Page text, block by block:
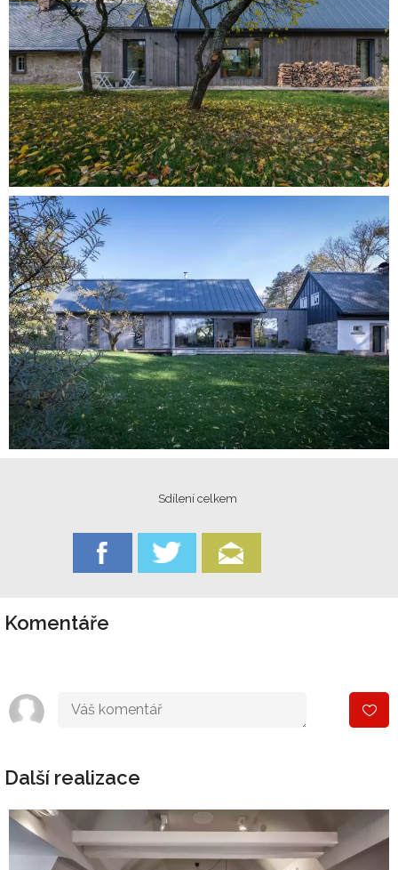
Sdílení celkem
Komentáře
Další realizace